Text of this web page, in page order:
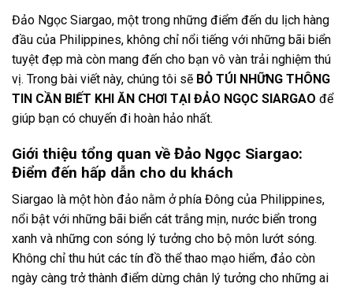
Đảo Ngọc Siargao, một trong những điểm đến du lịch hàng
đầu của Philippines, không chỉ nổi tiếng với những bãi biển
tuyệt đẹp mà còn mang đến cho bạn vô vàn trải nghiệm thú
vị. Trong bài viết này, chúng tôi sẽ BỎ TÚI NHỮNG THÔNG
TIN CẦN BIẾT KHI ĂN CHƠI TẠI ĐẢO NGỌC SIARGAO để
giúp bạn có chuyến đi hoàn hảo nhất.
Giới thiệu tổng quan về Đảo Ngọc Siargao:
Điểm đến hấp dẫn cho du khách
Siargao là một hòn đảo nằm ở phía Đông của Philippines,
nổi bật với những bãi biển cát trắng mịn, nước biển trong
xanh và những con sóng lý tưởng cho bộ môn lướt sóng.
Không chỉ thu hút các tín đồ thể thao mạo hiểm, đảo còn
ngày càng trở thành điểm dừng chân lý tưởng cho những ai